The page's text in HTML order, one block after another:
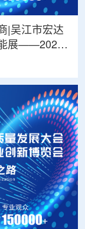
|吴江市宏达
能展——2023